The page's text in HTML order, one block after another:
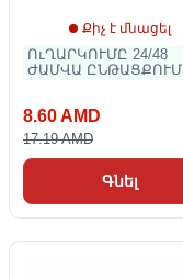
Քիչ է մնացել
ՈւՂԱՐԿՈՒՄԸ 24/48
ԺԱՄՎԱ ԸՆԹԱՑՔՈՒՄ
8.60 AMD
17.19 AMD
Գնել